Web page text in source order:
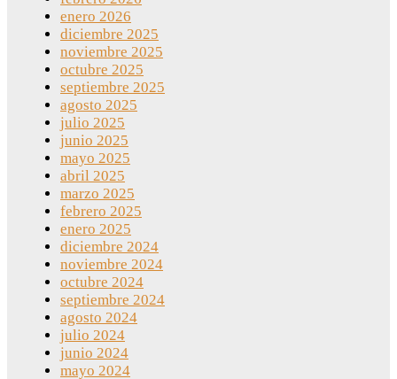
enero 2026
diciembre 2025
noviembre 2025
octubre 2025
septiembre 2025
agosto 2025
julio 2025
junio 2025
mayo 2025
abril 2025
marzo 2025
febrero 2025
enero 2025
diciembre 2024
noviembre 2024
octubre 2024
septiembre 2024
agosto 2024
julio 2024
junio 2024
mayo 2024